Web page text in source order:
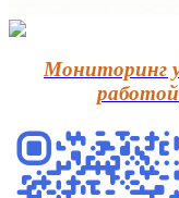
Мониторинг